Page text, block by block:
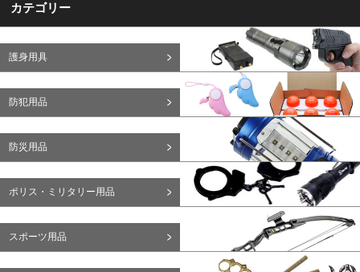
カテゴリー
護身用具
防犯用品
防災用品
ポリス・ミリタリー用品
スポーツ用品